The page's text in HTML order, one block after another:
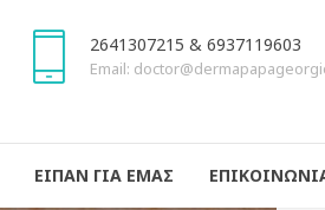
2641307215 & 6937119603
Email:
ΕΙΠΑΝ ΓΙΑ ΕΜΑΣ